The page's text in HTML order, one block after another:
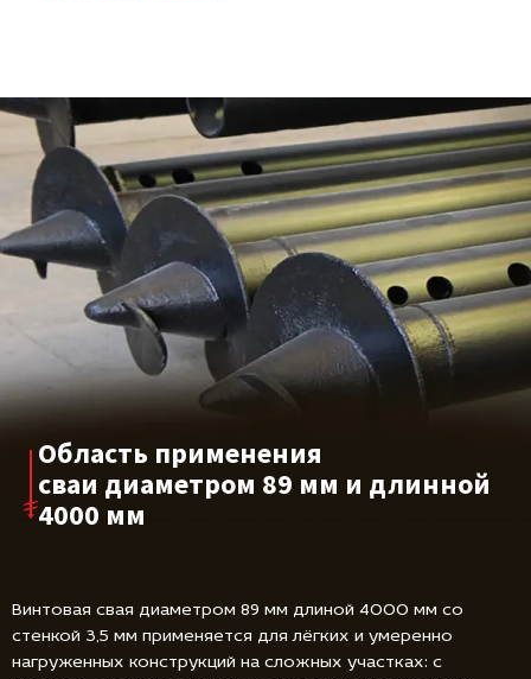
Область применения
сваи диаметром 89 мм и длинной
4000 мм
Винтовая свая диаметром 89 мм длиной 4000 мм со
стенкой 3,5 мм применяется для лёгких и умеренно
нагруженных конструкций на сложных участках: с